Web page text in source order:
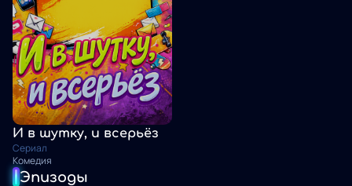
И в шутку, и всерьёз
Сериал
Комедия
Эпизоды